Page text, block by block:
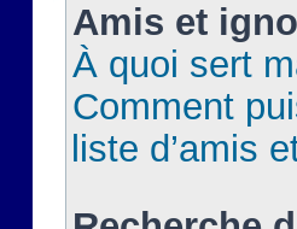
Amis et
À quoi sert
Comment
liste d’amis